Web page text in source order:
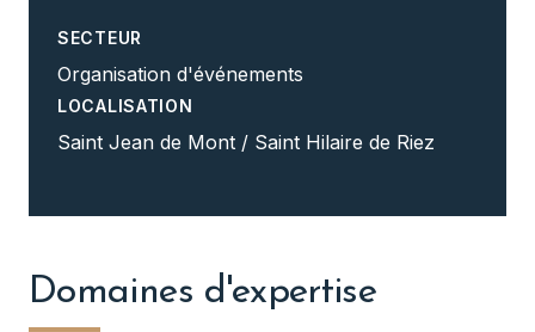
SECTEUR
Organisation d'événements
LOCALISATION
Saint Jean de Mont / Saint Hilaire de Riez
Domaines d'expertise